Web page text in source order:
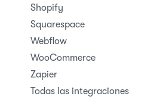
Shopify
Squarespace
Webflow
WooCommerce
Zapier
Todas las integraciones